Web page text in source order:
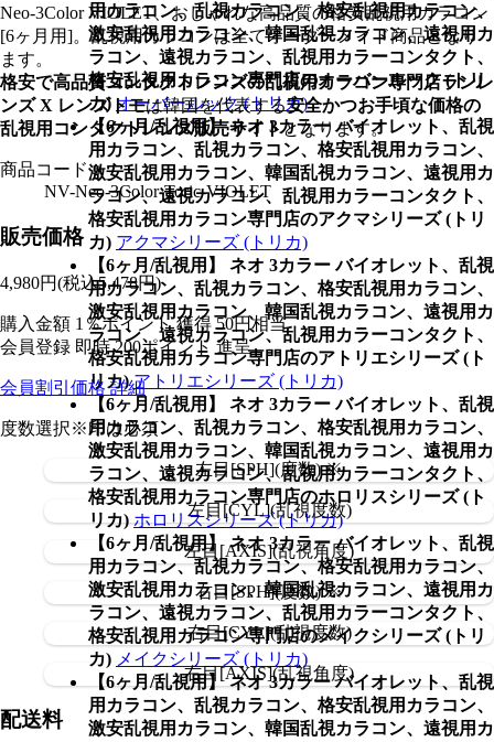
用カラコン、乱視カラコン、格安乱視用カラコン、
激安乱視用カラコン、韓国乱視カラコン、遠視用カ
ラコン、遠視カラコン、乱視用カラーコンタクト、
格安乱視用カラコン専門店のオーバールック (トリ
カ) オーバールック (トリカ)
【6ヶ月/乱視用】 ネオ 3カラー バイオレット、乱視
用カラコン、乱視カラコン、格安乱視用カラコン、
激安乱視用カラコン、韓国乱視カラコン、遠視用カ
ラコン、遠視カラコン、乱視用カラーコンタクト、
格安乱視用カラコン専門店のアクマシリーズ (トリ
カ) アクマシリーズ (トリカ)
【6ヶ月/乱視用】 ネオ 3カラー バイオレット、乱視
用カラコン、乱視カラコン、格安乱視用カラコン、
激安乱視用カラコン、韓国乱視カラコン、遠視用カ
ラコン、遠視カラコン、乱視用カラーコンタクト、
格安乱視用カラコン専門店のアトリエシリーズ (ト
リカ) アトリエシリーズ (トリカ)
【6ヶ月/乱視用】 ネオ 3カラー バイオレット、乱視
用カラコン、乱視カラコン、格安乱視用カラコン、
激安乱視用カラコン、韓国乱視カラコン、遠視用カ
ラコン、遠視カラコン、乱視用カラーコンタクト、
格安乱視用カラコン専門店のホロリスシリーズ (ト
リカ) ホロリスシリーズ (トリカ)
【6ヶ月/乱視用】 ネオ 3カラー バイオレット、乱視
用カラコン、乱視カラコン、格安乱視用カラコン、
激安乱視用カラコン、韓国乱視カラコン、遠視用カ
ラコン、遠視カラコン、乱視用カラーコンタクト、
格安乱視用カラコン専門店のメイクシリーズ (トリ
カ) メイクシリーズ (トリカ)
【6ヶ月/乱視用】 ネオ 3カラー バイオレット、乱視
用カラコン、乱視カラコン、格安乱視用カラコン、
激安乱視用カラコン、韓国乱視カラコン、遠視用カ
Neo-3Color VIOLET、おしゃれな高品質の格安乱視用カラコン
[6ヶ月用]。乱視用カラコンは全てオーダーメイド商品となり
ます。
格安で高品質コンタクトレンズの乱視用カラコン専門店ランレ
ンズ X レンズトモは韓国を代表する安全かつお手頃な価格の
乱視用コンタクトレンズ販売サイトとなります。
商品コード
NV-Neo-3Color-Toric-VIOLET
販売価格
4,980円(税込5,478円)
購入金額 1％ポイント 獲得50円相当
会員登録 即時200ポイント 進呈
会員割引価格詳細
度数選択※印は必須
左目[SPH](度数) ※
左目[CYL](乱視度数)
左目[AXIS](乱視角度)
右目[SPH](度数) ※
右目[CYL](乱視度数)
右目[AXIS](乱視角度)
配送料